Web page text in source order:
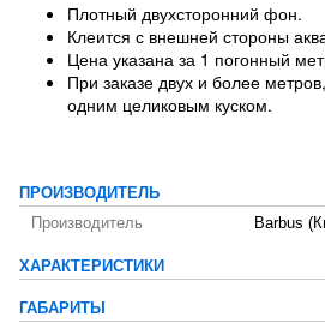
Плотный двухсторонний фон.
Клеится с внешней стороны
Цена указана за 1 погонный
При заказе двух и более
одним целиковым куском.
ПРОИЗВОДИТЕЛЬ
Производитель
Barbus
ХАРАКТЕРИСТИКИ
ГАБАРИТЫ